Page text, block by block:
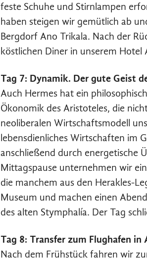
feste Schuhe und Stirnlampen
haben steigen wir gemütlich ab
Bergdorf Ano Trikala. Nach der
köstlichen Diner in unserem Hotel
Tag 7: Dynamik. Der gute Geist
Auch Hermes hat ein
Ökonomik des Aristoteles, die
neoliberalen Wirtschaftsmodell
lebensdienliches Wirtschaften im
anschließend durch energetische
Mittagspause unternehmen wir
die manchem aus den Herakles-
Museum und machen einen
des alten Stymphalía. Der Tag
Tag 8: Transfer zum Flughafen in
Nach dem Frühstück fahren wir